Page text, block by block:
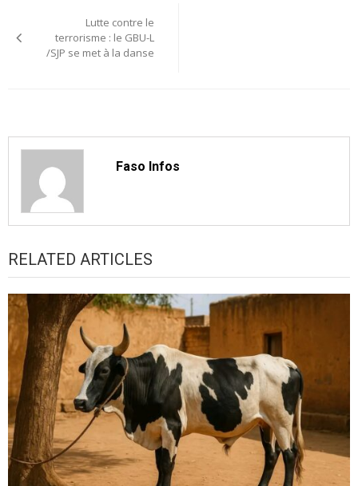
de
l’article
Lutte contre le
terrorisme : le GBU-L
/SJP se met à la danse
Faso Infos
RELATED ARTICLES